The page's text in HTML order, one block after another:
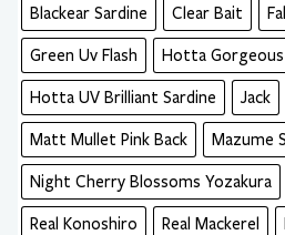
Blackear Sardine Clear Bait
Green Uv Flash Hotta Gorgeous
Hotta UV Brilliant Sardine Jack
Matt Mullet Pink Back Mazume
Night Cherry Blossoms Yozakura
Real Konoshiro Real Mackerel